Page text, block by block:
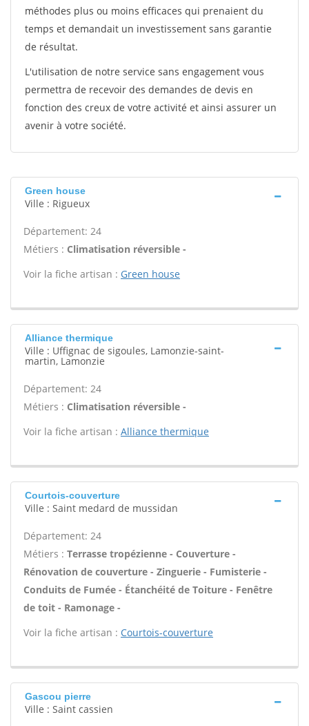
méthodes plus ou moins efficaces qui prenaient du
temps et demandait un investissement sans garantie
de résultat.
L'utilisation de notre service sans engagement vous
permettra de recevoir des demandes de devis en
fonction des creux de votre activité et ainsi assurer un
avenir à votre société.
Green house
Ville : Rigueux
Département: 24
Métiers : Climatisation réversible -
Voir la fiche artisan : Green house
Alliance thermique
Ville : Uffignac de sigoules, Lamonzie-saint-
martin, Lamonzie
Département: 24
Métiers : Climatisation réversible -
Voir la fiche artisan : Alliance thermique
Courtois-couverture
Ville : Saint medard de mussidan
Département: 24
Métiers : Terrasse tropézienne - Couverture -
Rénovation de couverture - Zinguerie - Fumisterie -
Conduits de Fumée - Étanchéité de Toiture - Fenêtre
de toit - Ramonage -
Voir la fiche artisan : Courtois-couverture
Gascou pierre
Ville : Saint cassien